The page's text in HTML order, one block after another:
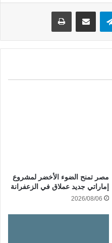
مصر تمنح الضوء الأخضر لمشروع
إماراتي جديد عملاق في الزعفرانة
2026/08/06